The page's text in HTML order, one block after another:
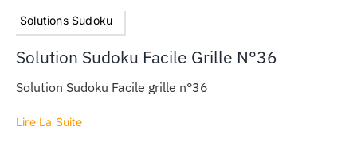
Solutions Sudoku
Solution Sudoku Facile Grille N°36
Solution Sudoku Facile grille n°36
Lire La Suite